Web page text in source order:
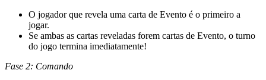
O jogador que revela uma carta de Evento é o primeiro a
jogar.
Se ambas as cartas reveladas forem cartas de Evento, o turno
do jogo termina imediatamente!
Fase 2: Comando